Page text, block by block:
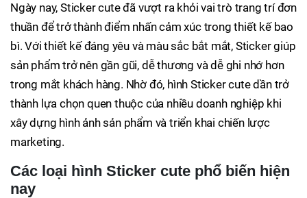
Ngày nay, Sticker cute đã vượt ra khỏi vai trò trang trí đơn
thuần để trở thành điểm nhấn cảm xúc trong thiết kế bao
bì. Với thiết kế đáng yêu và màu sắc bắt mắt, Sticker giúp
sản phẩm trở nên gần gũi, dễ thương và dễ ghi nhớ hơn
trong mắt khách hàng. Nhờ đó, hình Sticker cute dần trở
thành lựa chọn quen thuộc của nhiều doanh nghiệp khi
xây dựng hình ảnh sản phẩm và triển khai chiến lược
marketing.
Các loại hình Sticker cute phổ biến hiện
nay